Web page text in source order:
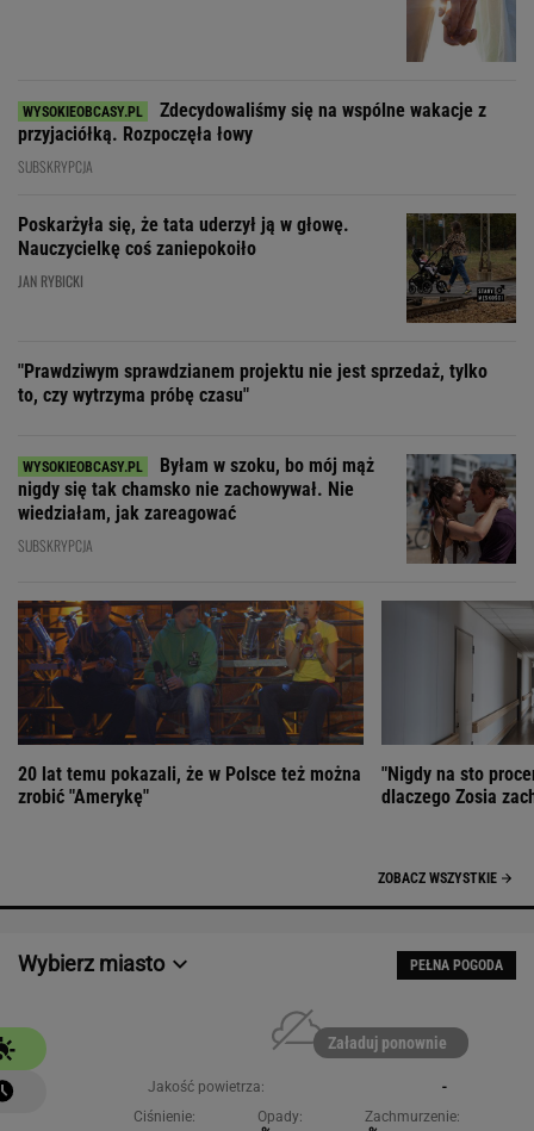
Zdecydowaliśmy się na wspólne wakacje z
przyjaciółką. Rozpoczęła łowy
SUBSKRYPCJA
Poskarżyła się, że tata uderzył ją w głowę.
Nauczycielkę coś zaniepokoiło
JAN RYBICKI
"Prawdziwym sprawdzianem projektu nie jest sprzedaż, tylko
to, czy wytrzyma próbę czasu"
Byłam w szoku, bo mój mąż
nigdy się tak chamsko nie zachowywał. Nie
wiedziałam, jak zareagować
SUBSKRYPCJA
20 lat temu pokazali, że w Polsce też można
zrobić "Amerykę"
"Nigdy na sto
dlaczego Zosia
ZOBACZ WSZYSTKIE
Wybierz miasto PEŁNA POGODA
Załaduj ponownie
Jakość powietrza:
-
Ciśnienie:
Opady:
Zachmurzenie: